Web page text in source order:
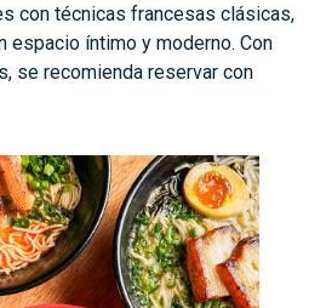
con técnicas francesas clásicas,
espacio íntimo y moderno. Con
se recomienda reservar con